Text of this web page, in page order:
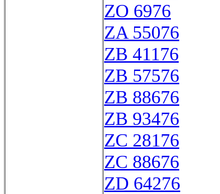
ZO 6976
ZA 55076
ZB 41176
ZB 57576
ZB 88676
ZB 93476
ZC 28176
ZC 88676
ZD 64276